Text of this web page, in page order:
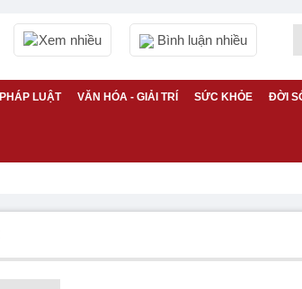
Xem nhiều Bình luận nhiều
PHÁP LUẬT VĂN HÓA - GIẢI TRÍ SỨC KHỎE ĐỜI